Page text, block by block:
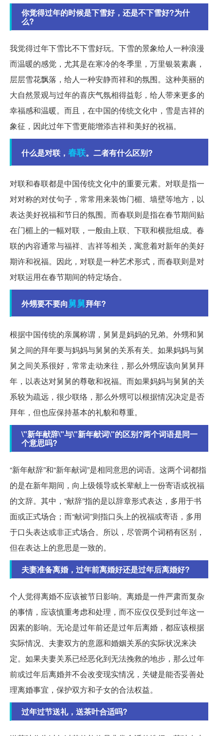
你觉得过年的时候是下雪好，还是不下雪好?为什
么?
我觉得过年下雪比不下雪好玩。下雪的景象给人一种浪漫
而温暖的感觉，尤其是在寒冷的冬季里，万里银装素裹，
层层雪花飘落，给人一种安静而祥和的氛围。这种美丽的
大自然景观与过年的喜庆气氛相得益彰，给人带来更多的
幸福感和温暖。而且，在中国的传统文化中，雪是吉祥的
象征，因此过年下雪更能增添吉祥和美好的祝福。
什么是对联， 春联。二者有什么区别?
对联和春联都是中国传统文化中的重要元素。对联是指一
对对称的对仗句子，常常用来装饰门楣、墙壁等地方，以
表达美好祝福和节日的氛围。而春联则是指在春节期间贴
在门楣上的一幅对联，一般由上联、下联和横批组成。春
联的内容通常与福祥、吉祥等相关，寓意着对新年的美好
期许和祝福。因此，对联是一种艺术形式，而春联则是对
对联运用在春节期间的特定场合。
外甥要不要向舅舅拜年?
根据中国传统的亲属称谓，舅舅是妈妈的兄弟。外甥和舅
舅之间的拜年要与妈妈与舅舅的关系有关。如果妈妈与舅
舅之间关系很好，常常走动来往，那么外甥应该向舅舅拜
年，以表达对舅舅的尊敬和祝福。而如果妈妈与舅舅的关
系较为疏远，很少联络，那么外甥可以根据情况决定是否
拜年，但也应保持基本的礼貌和尊重。
\"新年献辞\"与\"新年献词\"的区别?两个词语是同一
个意思吗?
“新年献辞”和“新年献词”是相同意思的词语。这两个词都指
的是在新年期间，向上级领导或长辈献上一份寄语或祝福
的文辞。其中，“献辞”指的是以辞章形式表达，多用于书
面或正式场合；而“献词”则指口头上的祝福或寄语，多用
于口头表达或非正式场合。所以，尽管两个词稍有区别，
但在表达上的意思是一致的。
夫妻准备离婚，过年前离婚好还是过年后离婚好?
个人觉得离婚不应该被节日影响。离婚是一件严肃而复杂
的事情，应该慎重考虑和处理，而不应仅仅受到过年这一
因素的影响。无论是过年前还是过年后离婚，都应该根据
实际情况、夫妻双方的意愿和婚姻关系的实际状况来决
定。如果夫妻关系已经恶化到无法挽救的地步，那么过年
前或过年后离婚并不会改变现实情况，关键是能否妥善处
理离婚事宜，保护双方和子女的合法权益。
过年过节送礼，送茶叶合适吗?